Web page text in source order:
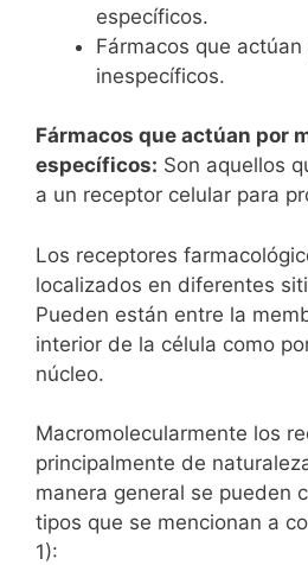
específicos.
Fármacos que
inespecíficos.
Fármacos que actúan por
específicos: Son aquellos
a un receptor celular para
Los receptores
localizados en diferentes
Pueden están entre la
interior de la célula como
núcleo.
Macromolecularmente los
principalmente de
manera general se pueden
tipos que se mencionan a
1):